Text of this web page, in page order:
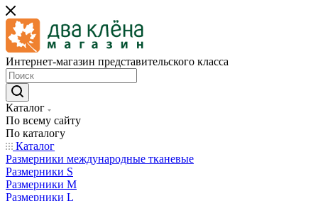
Интернет-магазин представительского класса
Каталог
По всему сайту
По каталогу
Каталог
Размерники международные тканевые
Размерники S
Размерники M
Размерники L